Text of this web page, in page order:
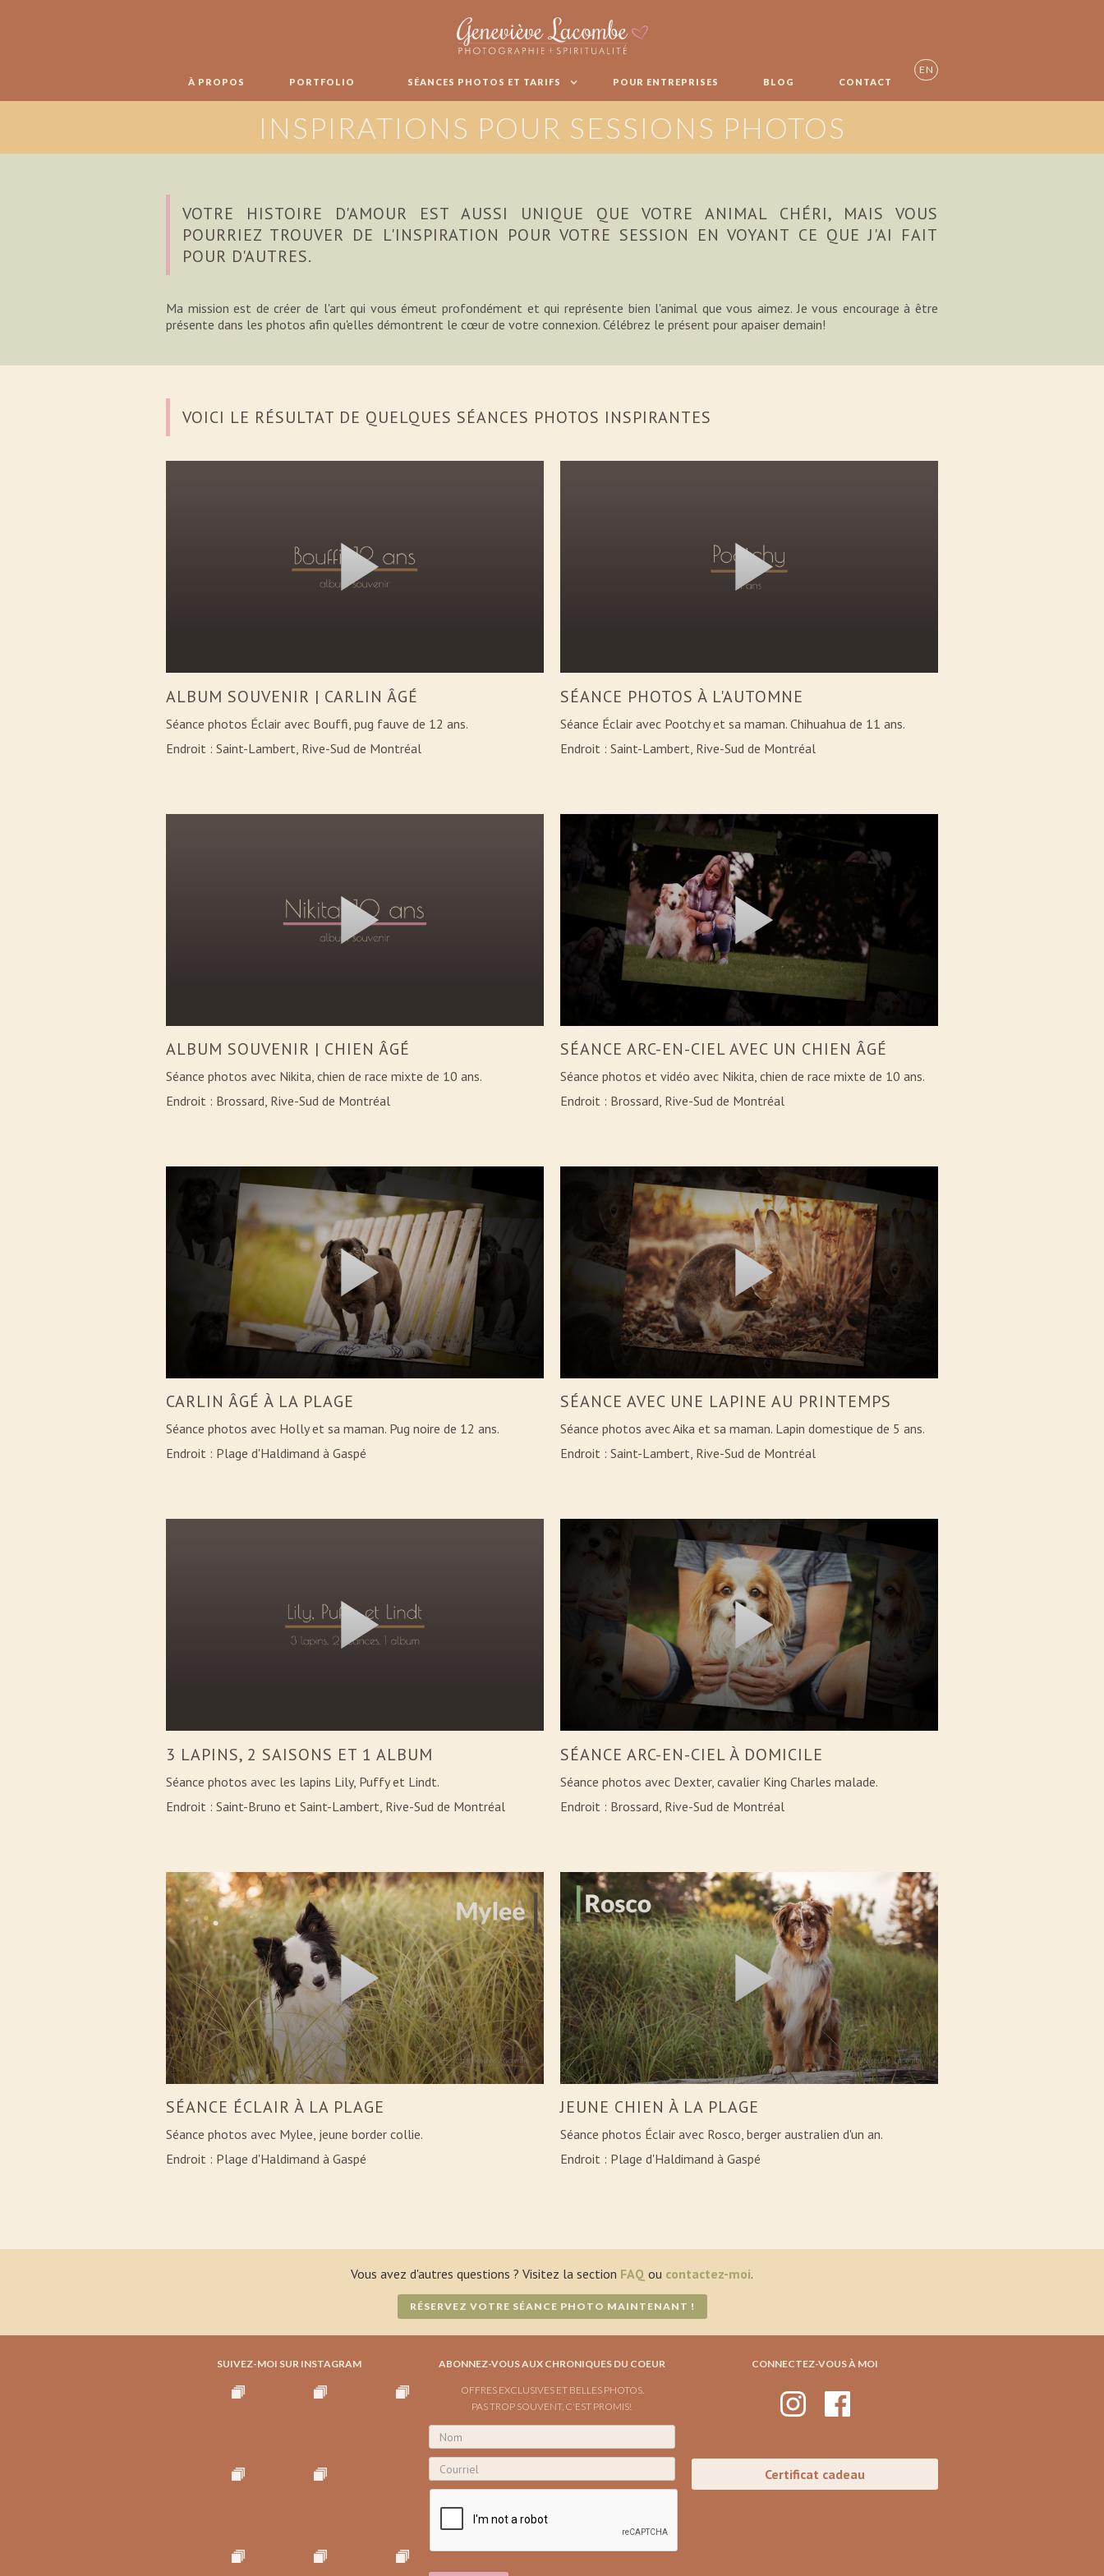
À PROPOS PORTFOLIO SÉANCES PHOTOS ET TARIFS POUR ENTREPRISES BLOG CONTACT
EN
INSPIRATIONS POUR SESSIONS PHOTOS
VOTRE HISTOIRE D'AMOUR EST AUSSI UNIQUE QUE VOTRE ANIMAL CHÉRI, MAIS VOUS
POURRIEZ TROUVER DE L'INSPIRATION POUR VOTRE SESSION EN VOYANT CE QUE J'AI FAIT
POUR D'AUTRES.
Ma mission est de créer de l'art qui vous émeut profondément et qui représente bien l'animal que vous aimez. Je vous encourage à être
présente dans les photos afin qu'elles démontrent le cœur de votre connexion. Célébrez le présent pour apaiser demain!
VOICI LE RÉSULTAT DE QUELQUES SÉANCES PHOTOS INSPIRANTES
ALBUM SOUVENIR | CARLIN ÂGÉ
Séance photos Éclair avec Bouffi, pug fauve de 12 ans.
Endroit : Saint-Lambert, Rive-Sud de Montréal
SÉANCE PHOTOS À L'AUTOMNE
Séance Éclair avec Pootchy et sa maman. Chihuahua de 11 ans.
Endroit : Saint-Lambert, Rive-Sud de Montréal
ALBUM SOUVENIR | CHIEN ÂGÉ
Séance photos avec Nikita, chien de race mixte de 10 ans.
Endroit : Brossard, Rive-Sud de Montréal
SÉANCE ARC-EN-CIEL AVEC UN CHIEN ÂGÉ
Séance photos et vidéo avec Nikita, chien de race mixte de 10 ans.
Endroit : Brossard, Rive-Sud de Montréal
CARLIN ÂGÉ À LA PLAGE
Séance photos avec Holly et sa maman. Pug noire de 12 ans.
Endroit : Plage d'Haldimand à Gaspé
SÉANCE AVEC UNE LAPINE AU PRINTEMPS
Séance photos avec Aika et sa maman. Lapin domestique de 5 ans.
Endroit : Saint-Lambert, Rive-Sud de Montréal
3 LAPINS, 2 SAISONS ET 1 ALBUM
Séance photos avec les lapins Lily, Puffy et Lindt.
Endroit : Saint-Bruno et Saint-Lambert, Rive-Sud de Montréal
SÉANCE ARC-EN-CIEL À DOMICILE
Séance photos avec Dexter, cavalier King Charles malade.
Endroit : Brossard, Rive-Sud de Montréal
SÉANCE ÉCLAIR À LA PLAGE
Séance photos avec Mylee, jeune border collie.
Endroit : Plage d'Haldimand à Gaspé
JEUNE CHIEN À LA PLAGE
Séance photos Éclair avec Rosco, berger australien d'un an.
Endroit : Plage d'Haldimand à Gaspé
Vous avez d'autres questions ? Visitez la section FAQ ou contactez-moi.
RÉSERVEZ VOTRE SÉANCE PHOTO MAINTENANT !
SUIVEZ-MOI SUR INSTAGRAM ABONNEZ-VOUS AUX CHRONIQUES DU COEUR
OFFRES EXCLUSIVES ET BELLES PHOTOS.
PAS TROP SOUVENT, C'EST PROMIS!
CONNECTEZ-VOUS À MOI
Certificat cadeau